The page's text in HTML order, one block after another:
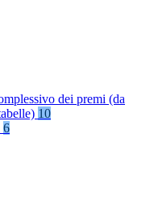
dei premi (da
10
6